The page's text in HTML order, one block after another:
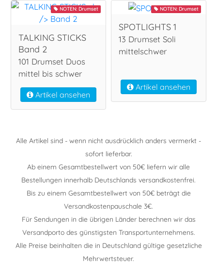
NOTEN: Drumset
TALKING STICKS
Band 2
101 Drumset Duos
mittel bis schwer
Artikel ansehen
NOTEN: Drumset
SPOTLIGHTS 1
13 Drumset Soli
mittelschwer
Artikel ansehen
Alle Artikel sind - wenn nicht ausdrücklich anders vermerkt -
sofort lieferbar.
Ab einem Gesamtbestellwert von 50€ liefern wir alle
Bestellungen innerhalb Deutschlands versandkostenfrei.
Bis zu einem Gesamtbestellwert von 50€ beträgt die
Versandkostenpauschale 3€.
Für Sendungen in die übrigen Länder berechnen wir das
Versandporto des günstigsten Transportunternehmens.
Alle Preise beinhalten die in Deutschland gültige gesetzliche
Mehrwertsteuer.